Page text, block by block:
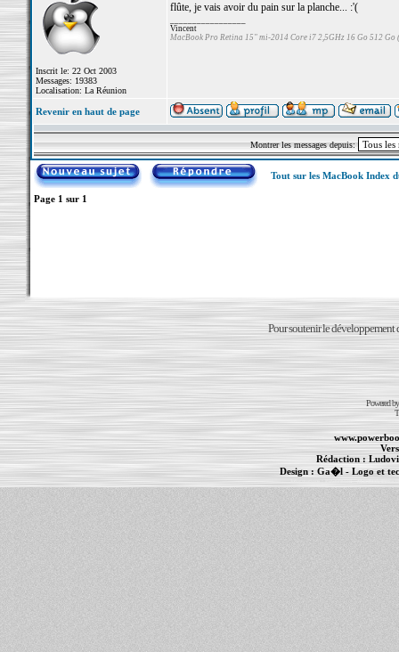
Inscrit le: 22 Oct 2003
Messages: 19383
Localisation: La Réunion
flûte, je vais avoir du pain sur la planche... :'(
Vincent
MacBook Pro Retina 15" mi-2014 Core i7 2,5GHz 16 Go 512 Go
Revenir en haut de page
Montrer les messages depuis:
Tout sur les MacBook Index
Page 1 sur 1
Pour soutenir le développement
Powered
Rédaction :
Design : Ga�l - Logo et